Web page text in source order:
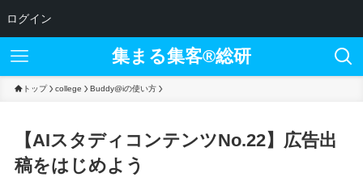
ログイン
集まる集客®︎総研
トップ college Buddy@iの使い方
【AIスタディコンテンツNo.22】広告出
稿をはじめよう